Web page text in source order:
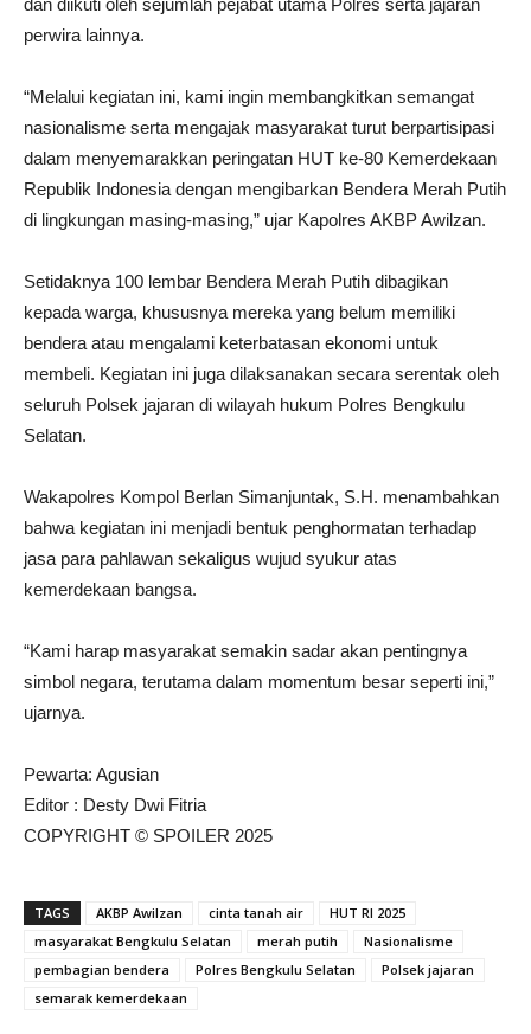
dan diikuti oleh sejumlah pejabat utama Polres serta jajaran
perwira lainnya.
“Melalui kegiatan ini, kami ingin membangkitkan semangat
nasionalisme serta mengajak masyarakat turut berpartisipasi
dalam menyemarakkan peringatan HUT ke-80 Kemerdekaan
Republik Indonesia dengan mengibarkan Bendera Merah Putih
di lingkungan masing-masing,” ujar Kapolres AKBP Awilzan.
Setidaknya 100 lembar Bendera Merah Putih dibagikan
kepada warga, khususnya mereka yang belum memiliki
bendera atau mengalami keterbatasan ekonomi untuk
membeli. Kegiatan ini juga dilaksanakan secara serentak oleh
seluruh Polsek jajaran di wilayah hukum Polres Bengkulu
Selatan.
Wakapolres Kompol Berlan Simanjuntak, S.H. menambahkan
bahwa kegiatan ini menjadi bentuk penghormatan terhadap
jasa para pahlawan sekaligus wujud syukur atas
kemerdekaan bangsa.
“Kami harap masyarakat semakin sadar akan pentingnya
simbol negara, terutama dalam momentum besar seperti ini,”
ujarnya.
Pewarta: Agusian
Editor : Desty Dwi Fitria
COPYRIGHT © SPOILER 2025
TAGS AKBP Awilzan cinta tanah air
HUT RI 2025
masyarakat Bengkulu Selatan
merah putih
Nasionalisme
pembagian bendera
Polres Bengkulu Selatan
Polsek jajaran
semarak kemerdekaan